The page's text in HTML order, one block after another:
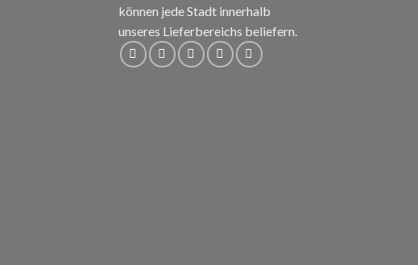
können jede Stadt innerhalb
unseres Lieferbereichs beliefern.